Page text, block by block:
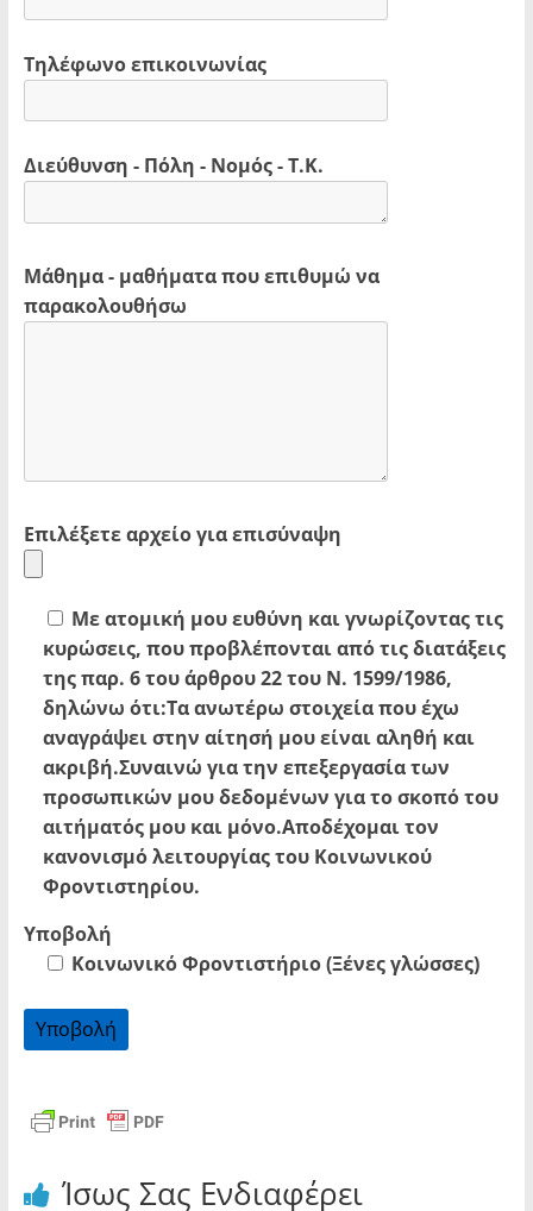
Τηλέφωνο επικοινωνίας
Διεύθυνση - Πόλη - Νομός - Τ.Κ.
Μάθημα - μαθήματα που επιθυμώ να
παρακολουθήσω
Επιλέξετε αρχείο για επισύναψη
Με ατομική μου ευθύνη και γνωρίζοντας τις
κυρώσεις, που προβλέπονται από τις διατάξεις
της παρ. 6 του άρθρου 22 του Ν. 1599/1986,
δηλώνω ότι:Τα ανωτέρω στοιχεία που έχω
αναγράψει στην αίτησή μου είναι αληθή και
ακριβή.Συναινώ για την επεξεργασία των
προσωπικών μου δεδομένων για το σκοπό του
αιτήματός μου και μόνο.Αποδέχομαι τον
κανονισμό λειτουργίας του Κοινωνικού
Φροντιστηρίου.
Υποβολή
Κοινωνικό Φροντιστήριο (Ξένες γλώσσες)
Ίσως Σας Ενδιαφέρει